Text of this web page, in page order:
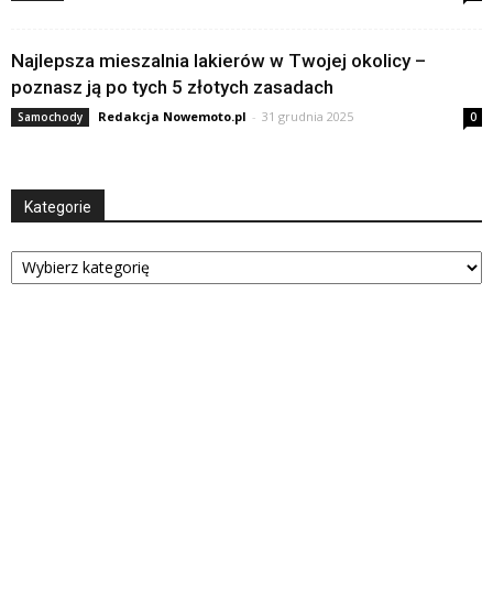
Najlepsza mieszalnia lakierów w Twojej okolicy –
poznasz ją po tych 5 złotych zasadach
Samochody Redakcja Nowemoto.pl - 31 grudnia 2025 0
Kategorie
Kategorie